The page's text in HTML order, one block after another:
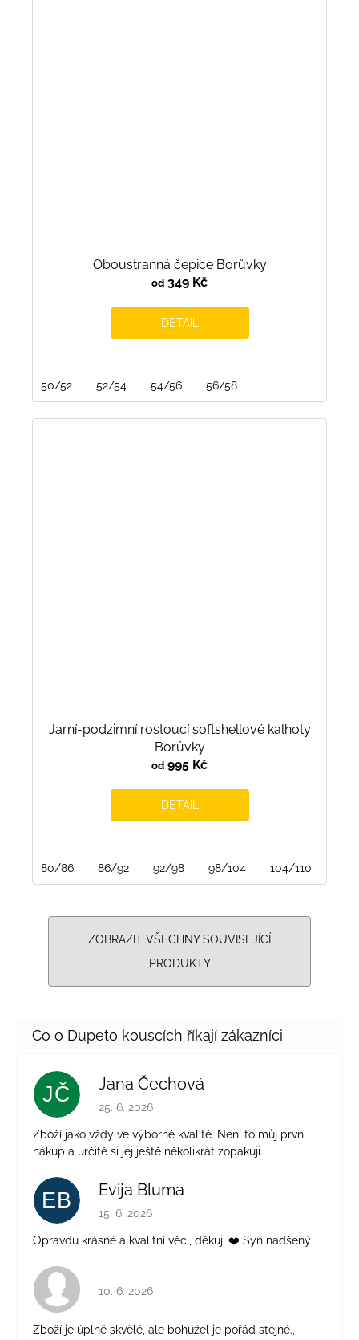
Oboustranná čepice Borůvky
od 349 Kč
DETAIL
50/52 52/54 54/56 56/58
Jarní-podzimní rostoucí softshellové kalhoty
Borůvky
od 995 Kč
DETAIL
80/86 86/92 92/98 98/104 104/110
ZOBRAZIT VŠECHNY SOUVISEJÍCÍ
PRODUKTY
JČ Jana Čechová
Hodnocení obchodu je 5 z 5 hvězdiček.
25. 6. 2026
Zboží jako vždy ve výborné kvalitě. Není to můj první
nákup a určitě si jej ještě několikrát zopakuji.
EB Evija Bluma
Hodnocení obchodu je 5 z 5 hvězdiček.
15. 6. 2026
Opravdu krásné a kvalitní věci, děkuji ❤️ Syn nadšený
Hodnocení obchodu je 4 z 5 hvězdiček.
10. 6. 2026
Zboží je úplně skvělé, ale bohužel je pořád stejné.,